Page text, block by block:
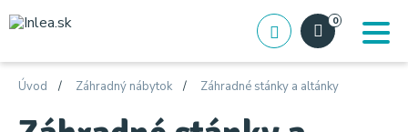
0
Úvod Záhradný nábytok Záhradné stánky a altánky